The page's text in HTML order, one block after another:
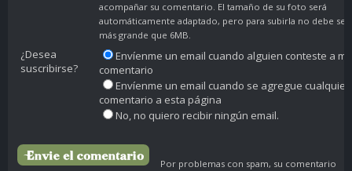
acompañar su comentario. El tamaño de su foto será
automáticamente adaptado, pero para subirla no debe ser
más grande que 6MB.
¿Desea
suscribirse?
Envíenme un email cuando alguien conteste a mi
comentario
Envíenme un email cuando se agregue cualquier
comentario a esta página
No, no quiero recibir ningún email.
Por problemas con spam, su comentario